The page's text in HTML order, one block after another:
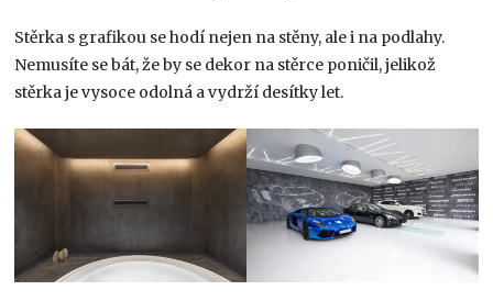
Stěrka s grafikou se hodí nejen na stěny, ale i na podlahy.
Nemusíte se bát, že by se dekor na stěrce poničil, jelikož
stěrka je vysoce odolná a vydrží desítky let.